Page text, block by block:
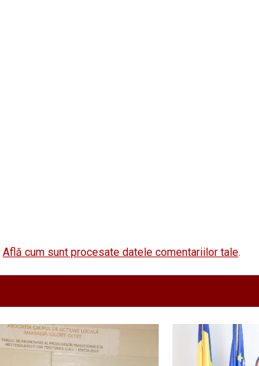
Află cum sunt procesate datele comentariilor tale.